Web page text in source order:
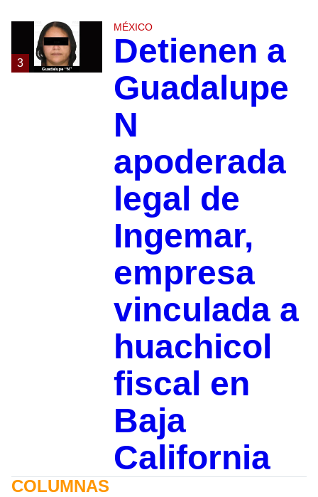
3
MÉXICO
Detienen a
Guadalupe
N
apoderada
legal de
Ingemar,
empresa
vinculada a
huachicol
fiscal en
Baja
California
COLUMNAS